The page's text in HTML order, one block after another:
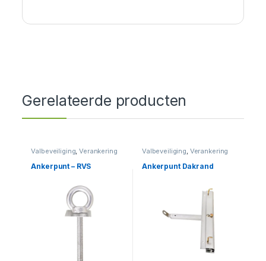
Gerelateerde producten
Valbeveiliging,Verankering
Ankerpunt – RVS
Valbeveiliging, Verankering
Ankerpunt Dakrand